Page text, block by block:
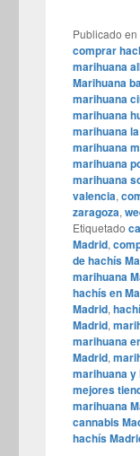
Publicado en
comprar
marihuana
Marihuana
marihuana
marihuana
marihuana
marihuana
marihuana
marihuana
valencia,
zaragoza,
Etiquetado
Madrid,
de hachís
marihuana
hachís en
Madrid,
Madrid,
marihuana
Madrid,
marihuana y
mejores
marihuana
cannabis
hachís